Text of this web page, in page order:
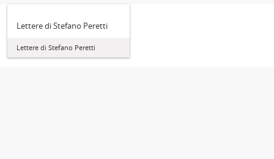
Lettere di Stefano Peretti
Lettere di Stefano Peretti